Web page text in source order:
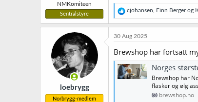
NMKomiteen
Sentralstyre
R
e
a
o
n
e
r
cjohansen Finn Bergerog
loebrygg
Norbrygg-medlem
30 Aug 2025
Brewshop har fortsatt
Norges
Brewshop har
flasker og
brewshop.no